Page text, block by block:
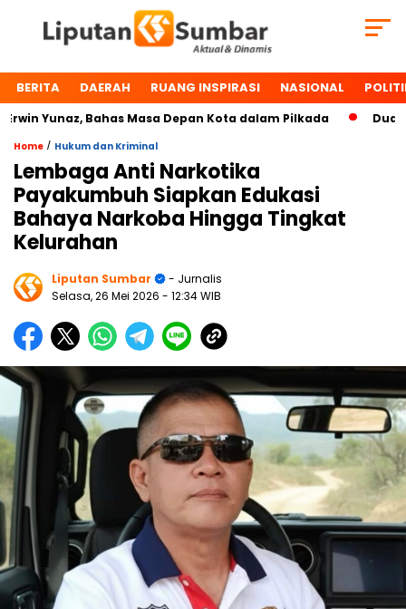
BERITA DAERAH RUANG INSPIRASI NASIONAL
Yunaz, Bahas Masa Depan Kota dalam Pilkada Dua
Home / Hukum dan Kriminal
Lembaga Anti Narkotika
Payakumbuh Siapkan Edukasi
Bahaya Narkoba Hingga Tingkat
Kelurahan
Liputan Sumbar
- Jurnalis
Selasa, 26 Mei 2026 - 12:34 WIB